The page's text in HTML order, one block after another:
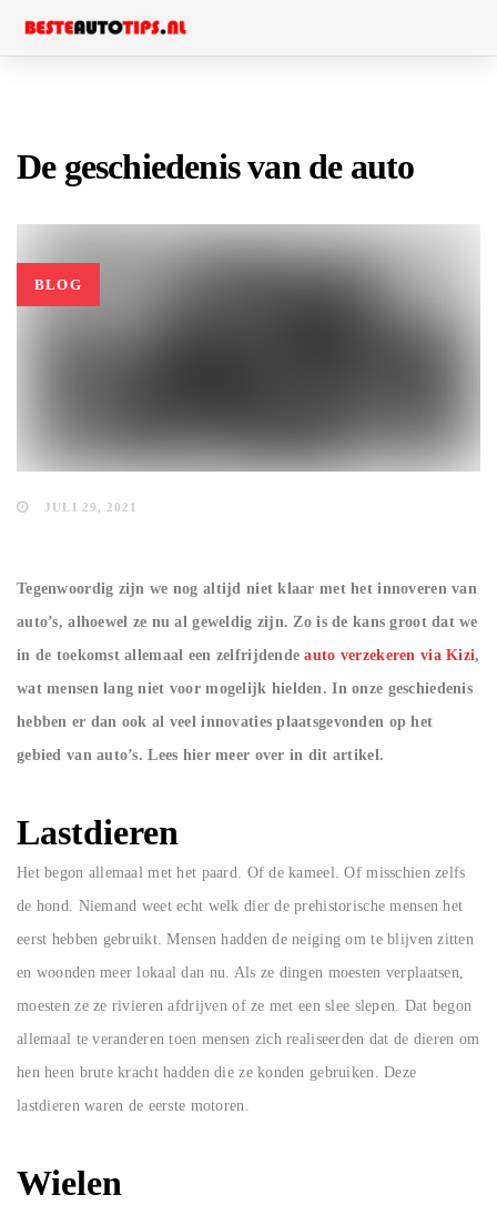
Skip
De geschiedenis van de auto
BLOG
JULI 29, 2021
Tegenwoordig zijn we nog altijd niet klaar met het innoveren van
auto’s, alhoewel ze nu al geweldig zijn. Zo is de kans groot dat we
in de toekomst allemaal een zelfrijdendeauto verzekeren via Kizi,
wat mensen lang niet voor mogelijk hielden. In onze geschiedenis
hebben er dan ook al veel innovaties plaatsgevonden op het
gebied van auto’s. Lees hier meer over in dit artikel.
Lastdieren
Het begon allemaal met het paard. Of de kameel. Of misschien zelfs
de hond. Niemand weet echt welk dier de prehistorische mensen het
eerst hebben gebruikt. Mensen hadden de neiging om te blijven zitten
en woonden meer lokaal dan nu. Als ze dingen moesten verplaatsen,
moesten ze ze rivieren afdrijven of ze met een slee slepen. Dat begon
allemaal te veranderen toen mensen zich realiseerden dat de dieren om
hen heen brute kracht hadden die ze konden gebruiken. Deze
lastdieren waren de eerste motoren.
Wielen